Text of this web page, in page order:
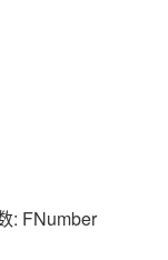
: FNumber